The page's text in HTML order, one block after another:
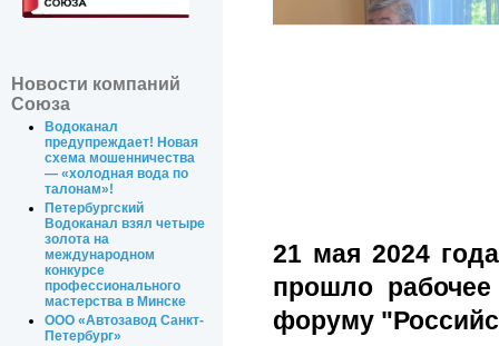
Новости компаний
Союза
Водоканал
предупреждает! Новая
схема мошенничества
— «холодная вода по
талонам»!
Петербургский
Водоканал взял четыре
золота на
международном
конкурсе
профессионального
мастерства в Минске
ООО «Автозавод Санкт-
Петербург»
21 мая 2024
прошло
форуму